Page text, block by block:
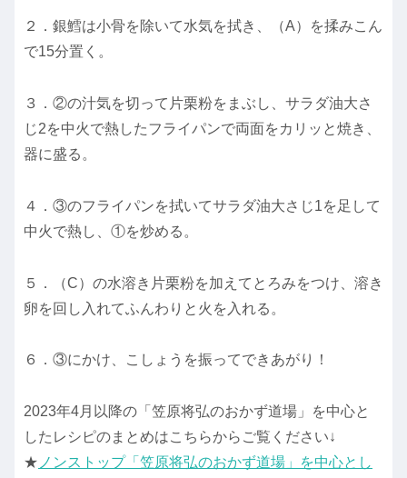
２．銀鱈は小骨を除いて水気を拭き、（A）を揉みこん
で15分置く。
３．②の汁気を切って片栗粉をまぶし、サラダ油大さ
じ2を中火で熱したフライパンで両面をカリッと焼き、
器に盛る。
４．③のフライパンを拭いてサラダ油大さじ1を足して
中火で熱し、①を炒める。
５．（C）の水溶き片栗粉を加えてとろみをつけ、溶き
卵を回し入れてふんわりと火を入れる。
６．③にかけ、こしょうを振ってできあがり！
2023年4月以降の「笠原将弘のおかず道場」を中心と
したレシピのまとめはこちらからご覧ください↓
★ ノンストップ「笠原将弘のおかず道場」を中心とし